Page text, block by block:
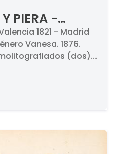
PIERA -
Valencia 1821 - Madrid
Vanesa. 1876.
(dos).
. Proceden de
Montaner y Simon,